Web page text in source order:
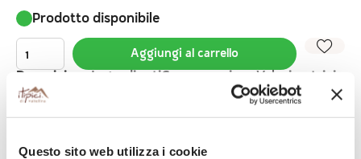
Questo sito web utilizza i cookie
Prodotto disponibile
Aggiungi al carrello
Confettura dalla consistenza morbida, con pezzi di